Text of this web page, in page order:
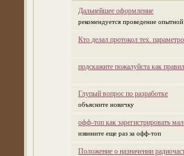
Дальнейшее оформление
рекомендуется проведение
Кто делал протокол тех.
подскажите пожалуйста как
Глупый вопрос по разработке
объясните новичку
офф-топ как зарегистрировать
извините еще раз за офф-топ
Положение о назначении